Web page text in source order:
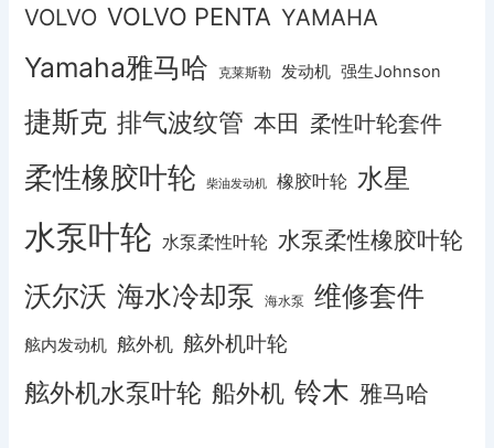
VOLVO VOLVO PENTA YAMAHA
Yamaha雅马哈 克莱斯勒 发动机 强生Johnson
捷斯克 排气波纹管 本田 柔性叶轮套件
柔性橡胶叶轮 柴油发动机 橡胶叶轮 水星
水泵叶轮 水泵柔性叶轮 水泵柔性橡胶叶轮
沃尔沃 海水冷却泵 海水泵 维修套件
舷内发动机 舷外机 舷外机叶轮
舷外机水泵叶轮 船外机 铃木 雅马哈